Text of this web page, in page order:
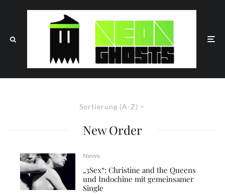
Sortierung (A-Z)
New Order
News
„3Sex“: Christine and the Queens
und Indochine mit gemeinsamer
Single